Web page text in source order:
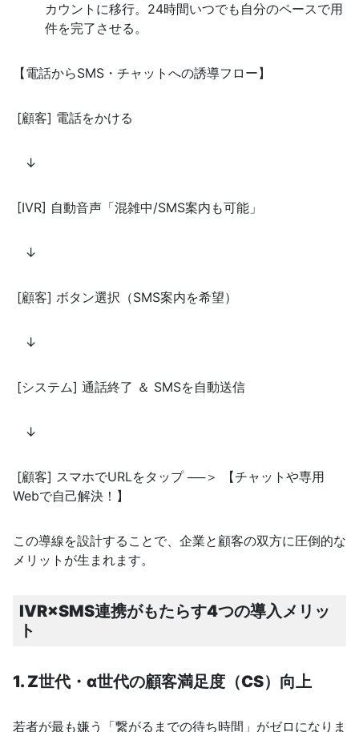
カウントに移行。24時間いつでも自分のペースで用
件を完了させる。
【電話からSMS・チャットへの誘導フロー】
[顧客] 電話をかける
↓
[IVR] 自動音声「混雑中/SMS案内も可能」
↓
[顧客] ボタン選択（SMS案内を希望）
↓
[システム] 通話終了 ＆ SMSを自動送信
↓
[顧客] スマホでURLをタップ ──＞ 【チャットや専用
Webで自己解決！】
この導線を設計することで、企業と顧客の双方に圧倒的な
メリットが生まれます。
IVR×SMS連携がもたらす4つの導入メリッ
ト
1. Z世代・α世代の顧客満足度（CS）向上
若者が最も嫌う「繋がるまでの待ち時間」がゼロになりま